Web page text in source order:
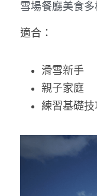
雪場餐廳美食
適合：
滑雪新手
親子家庭
練習基礎技